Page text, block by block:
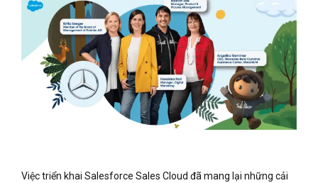
Việc triển khai Salesforce Sales Cloud đã mang lại những cải